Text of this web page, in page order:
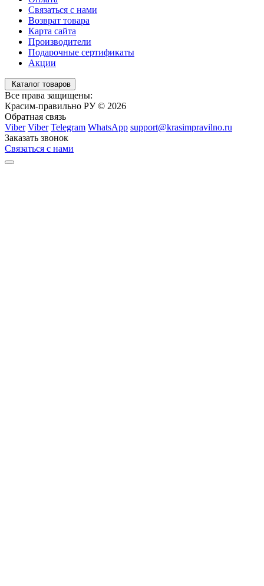
Связаться с нами
Возврат товара
Карта сайта
Производители
Подарочные сертификаты
Акции
Каталог товаров
Все права защищены:
Красим-правильно РУ © 2026
Обратная связь
Viber Viber Telegram WhatsApp support@krasimpravilno.ru
Заказать звонок
Связаться с нами